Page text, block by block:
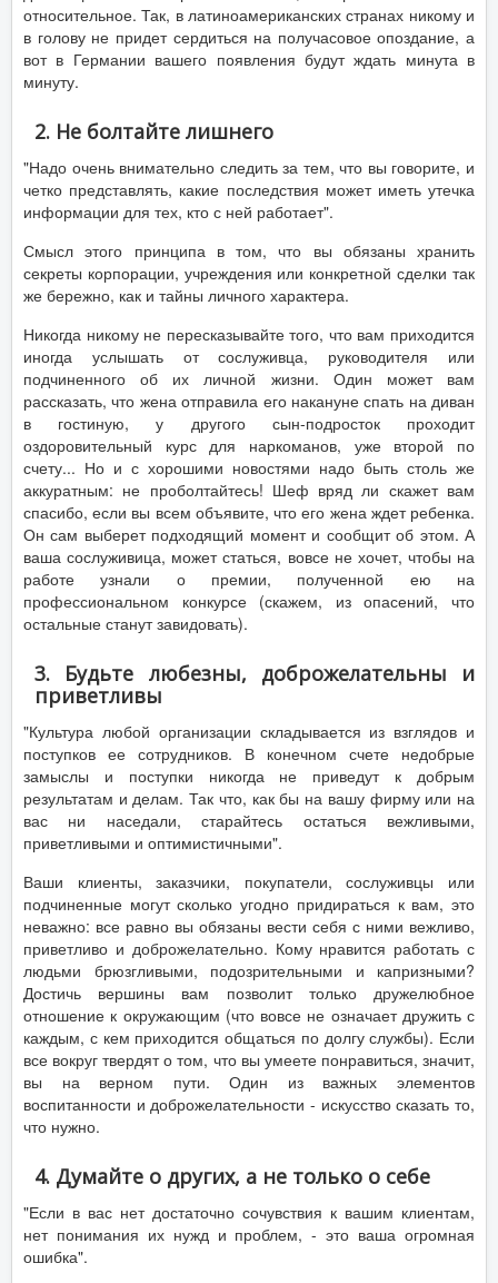
относительное. Так, в латиноамериканских странах никому и
в голову не придет сердиться на получасовое опоздание, а
вот в Германии вашего появления будут ждать минута в
минуту.
2. Не болтайте лишнего
"Надо очень внимательно следить за тем, что вы говорите, и
четко представлять, какие последствия может иметь утечка
информации для тех, кто с ней работает".
Смысл этого принципа в том, что вы обязаны хранить
секреты корпорации, учреждения или конкретной сделки так
же бережно, как и тайны личного характера.
Никогда никому не пересказывайте того, что вам приходится
иногда услышать от сослуживца, руководителя или
подчиненного об их личной жизни. Один может вам
рассказать, что жена отправила его накануне спать на диван
в гостиную, у другого сын-подросток проходит
оздоровительный курс для наркоманов, уже второй по
счету... Но и с хорошими новостями надо быть столь же
аккуратным: не проболтайтесь! Шеф вряд ли скажет вам
спасибо, если вы всем объявите, что его жена ждет ребенка.
Он сам выберет подходящий момент и сообщит об этом. А
ваша сослуживица, может статься, вовсе не хочет, чтобы на
работе узнали о премии, полученной ею на
профессиональном конкурсе (скажем, из опасений, что
остальные станут завидовать).
3. Будьте любезны, доброжелательны и
приветливы
"Культура любой организации складывается из взглядов и
поступков ее сотрудников. В конечном счете недобрые
замыслы и поступки никогда не приведут к добрым
результатам и делам. Так что, как бы на вашу фирму или на
вас ни наседали, старайтесь остаться вежливыми,
приветливыми и оптимистичными".
Ваши клиенты, заказчики, покупатели, сослуживцы или
подчиненные могут сколько угодно придираться к вам, это
неважно: все равно вы обязаны вести себя с ними вежливо,
приветливо и доброжелательно. Кому нравится работать с
людьми брюзгливыми, подозрительными и капризными?
Достичь вершины вам позволит только дружелюбное
отношение к окружающим (что вовсе не означает дружить с
каждым, с кем приходится общаться по долгу службы). Если
все вокруг твердят о том, что вы умеете понравиться, значит,
вы на верном пути. Один из важных элементов
воспитанности и доброжелательности - искусство сказать то,
что нужно.
4. Думайте о других, а не только о себе
"Если в вас нет достаточно сочувствия к вашим клиентам,
нет понимания их нужд и проблем, - это ваша огромная
ошибка".